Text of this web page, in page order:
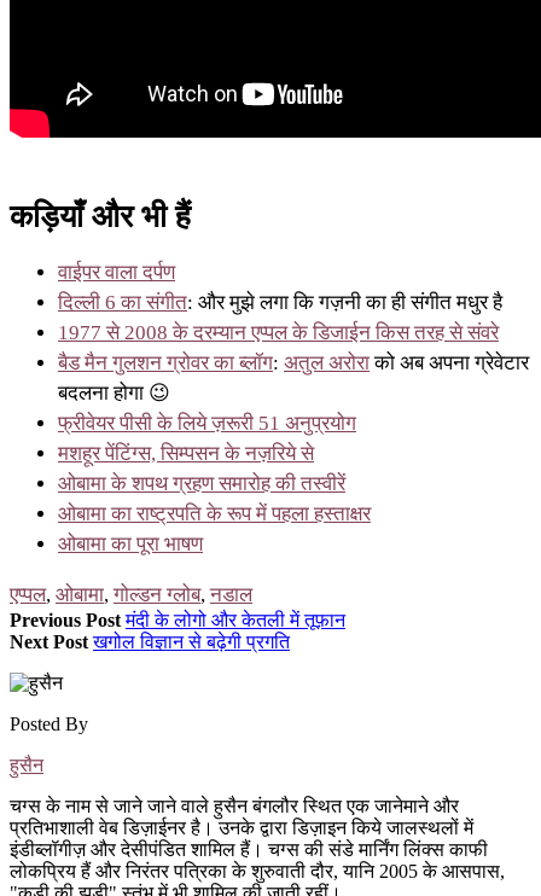
कड़ियाँ और भी हैं
वाईपर वाला दर्पण
दिल्ली 6 का संगीत: और मुझे लगा कि गज़नी का ही संगीत मधुर है
1977 से 2008 के दरम्यान एप्पल के डिजाईन किस तरह से संवरे
बैड मैन गुलशन ग्रोवर का ब्लॉग: अतुल अरोराको अब अपना ग्रेवेटार
बदलना होगा 😉
फ्रीवेयर पीसी के लिये ज़रूरी 51 अनुप्रयोग
मशहूर पेंटिंग्स, सिम्पसन के नज़रिये से
ओबामा के शपथ ग्रहण समारोह की तस्वीरें
ओबामा का राष्ट्रपति के रूप में पहला हस्ताक्षर
ओबामा का पूरा भाषण
एप्पल, ओबामा,गोल्डन ग्लोब,नडाल
Previous Post मंदी के लोगो और केतली में तूफ़ान
Next Post खगोल विज्ञान से बढ़ेगी प्रगति
Posted By
हुसैन
चग्स के नाम से जाने जाने वाले हुसैन बंगलौर स्थित एक जानेमाने और
प्रतिभाशाली वेब डिज़ाईनर है। उनके द्वारा डिज़ाइन किये जालस्थलों में
इंडीब्लॉगीज़ और देसीपंडित शामिल हैं। चग्स की संडे मार्निंग लिंक्स काफी
लोकप्रिय हैं और निरंतर पत्रिका के शुरुवाती दौर, यानि 2005 के आसपास,